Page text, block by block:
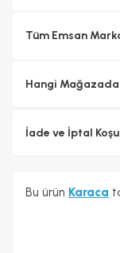
Tüm Emsan
Hangi
İade ve İptal
Bu ürün Karaca